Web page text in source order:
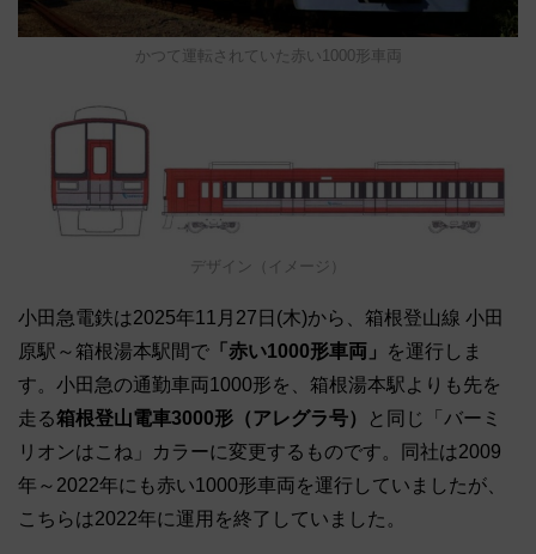
かつて運転されていた赤い1000形車両
デザイン（イメージ）
小田急電鉄は2025年11月27日(木)から、箱根登山線 小田
原駅～箱根湯本駅間で 「赤い1000形車両」
を運行しま
す。小田急の通勤車両1000形を、箱根湯本駅よりも先を
走る箱根登山電車3000形（アレグラ号）
と同じ「バーミ
リオンはこね」カラーに変更するものです。同社は2009
年～2022年にも赤い1000形車両を運行していましたが、
こちらは2022年に運用を終了していました。